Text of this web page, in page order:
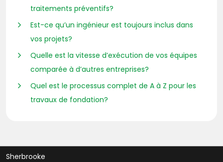
traitements préventifs?
Est-ce qu’un ingénieur est toujours inclus dans
vos projets?
Quelle est la vitesse d’exécution de vos équipes
comparée à d’autres entreprises?
Quel est le processus complet de A à Z pour les
travaux de fondation?
Sherbrooke